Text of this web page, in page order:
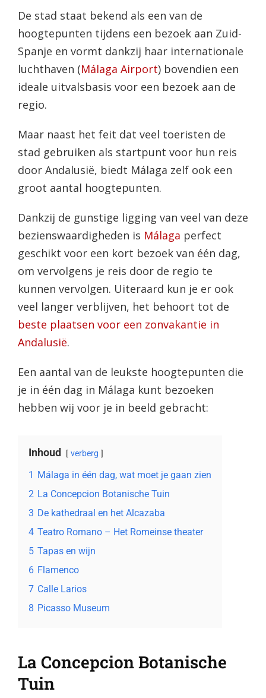
De stad staat bekend als een van de
hoogtepunten tijdens een bezoek aan Zuid-
Spanje en vormt dankzij haar internationale
luchthaven (Málaga Airport) bovendien een
ideale uitvalsbasis voor een bezoek aan de
regio.
Maar naast het feit dat veel toeristen de
stad gebruiken als startpunt voor hun reis
door Andalusië, biedt Málaga zelf ook een
groot aantal hoogtepunten.
Dankzij de gunstige ligging van veel van deze
bezienswaardigheden is Málaga perfect
geschikt voor een kort bezoek van één dag,
om vervolgens je reis door de regio te
kunnen vervolgen. Uiteraard kun je er ook
veel langer verblijven, het behoort tot de
beste plaatsen voor een zonvakantie in
Andalusië.
Een aantal van de leukste hoogtepunten die
je in één dag in Málaga kunt bezoeken
hebben wij voor je in beeld gebracht:
Inhoud verberg
1 Málaga in één dag, wat moet je gaan zien
2 La Concepcion Botanische Tuin
3 De kathedraal en het Alcazaba
4 Teatro Romano – Het Romeinse theater
5 Tapas en wijn
6 Flamenco
7 Calle Larios
8 Picasso Museum
La Concepcion Botanische
Tuin